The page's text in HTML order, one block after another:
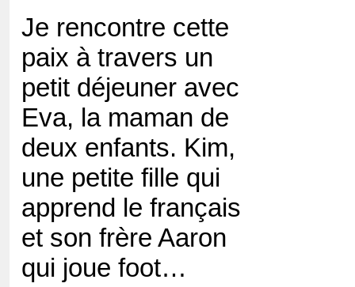
Je rencontre cette
paix à travers un
petit déjeuner avec
Eva, la maman de
deux enfants. Kim,
une petite fille qui
apprend le français
et son frère Aaron
qui joue foot…